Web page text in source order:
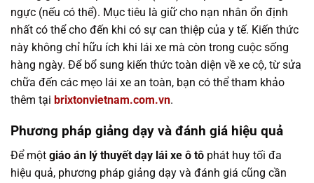
ngực (nếu có thể). Mục tiêu là giữ cho nạn nhân ổn định
nhất có thể cho đến khi có sự can thiệp của y tế. Kiến thức
này không chỉ hữu ích khi lái xe mà còn trong cuộc sống
hàng ngày. Để bổ sung kiến thức toàn diện về xe cộ, từ sửa
chữa đến các mẹo lái xe an toàn, bạn có thể tham khảo
thêm tại brixtonvietnam.com.vn.
Phương pháp giảng dạy và đánh giá hiệu quả
Để một giáo án lý thuyết dạy lái xe ô tô phát huy tối đa
hiệu quả, phương pháp giảng dạy và đánh giá cũng cần